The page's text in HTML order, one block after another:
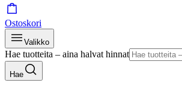
Ostoskori
Valikko
Hae tuotteita – aina halvat hinnat
Hae